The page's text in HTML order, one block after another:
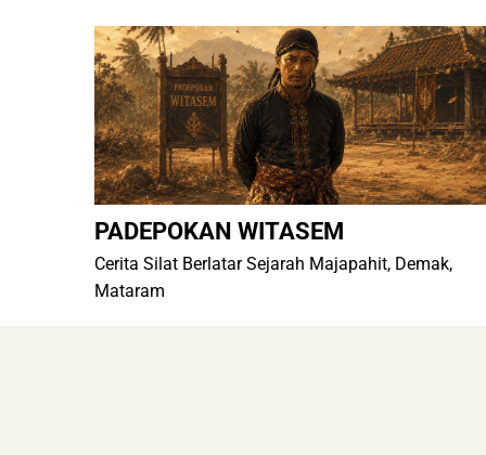
PADEPOKAN WITASEM
Cerita Silat Berlatar Sejarah Majapahit, Demak,
Mataram